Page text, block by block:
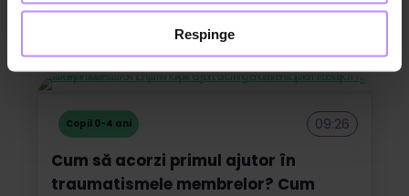
Respinge
Psiholog clinician și educațional
Copil 0-4 ani 09:26
Cum să acorzi primul ajutor în
traumatismele membrelor? Cum